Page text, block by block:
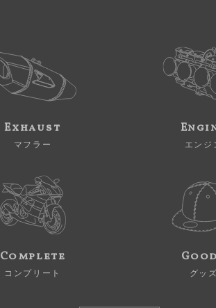
Exhaust
マフラー エンジ
Complete
コンプリート グッズ